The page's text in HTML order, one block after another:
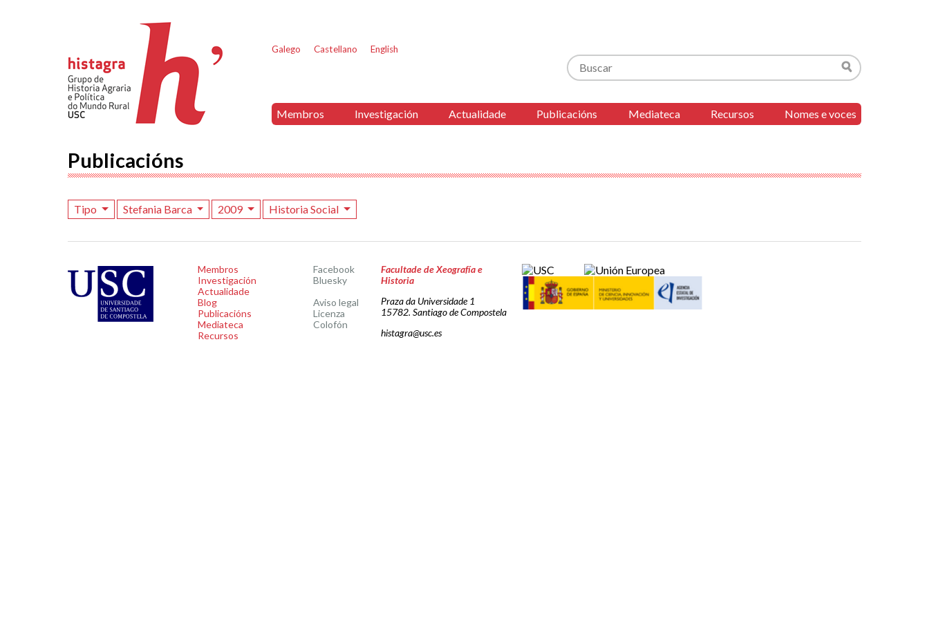
Galego Castellano English
Buscar
Buscar
Membros Investigación Actualidade Publicacións Mediateca Recursos Nomes e voces
Publicacións
Tipo Stefania Barca 2009 Historia Social
Membros
Investigación
Actualidade
Blog
Publicacións
Mediateca
Recursos
Facebook
Bluesky
Aviso legal
Licenza
Colofón
Facultade de Xeografía e
Historia
Praza da Universidade 1
15782. Santiago de Compostela
histagra@usc.es